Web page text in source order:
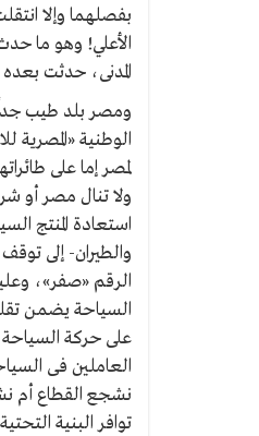
بفصلهما وإلا
المدنى، حدثت
ومصر بلد طيب جداً
الوطنية «المصرية
لمصر إما على
ولا تنال مصر أو
استعادة المنتج
والطيران- إلى
الرقم «صفر»،
السياحة يضمن
على حركة
العاملين فى
نشجع القطاع أم
توافر البنية